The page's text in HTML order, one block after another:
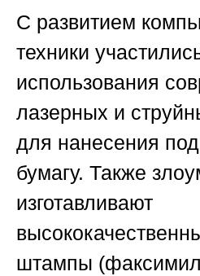
С развитием
техники
использования
лазерных и
для нанесения
бумагу. Также
изготавливают
штампы